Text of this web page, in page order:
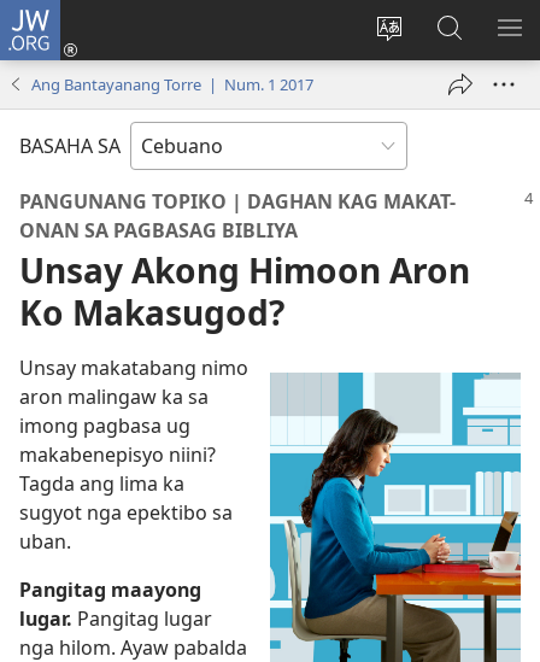
JW.ORG
Ilisi
pinulongan
sa
site
Log
ug
ong
window)
Pangitaa
sa
JW.ORG
Ang Bantayanang Torre | Num. 1 2017
BASAHA SA
PANGUNANG TOPIKO | DAGHAN KAG MAKAT-
ONAN SA PAGBASAG BIBLIYA
Unsay Akong Himoon Aron
Ko Makasugod?
Unsay makatabang nimo
aron malingaw ka sa
imong pagbasa ug
makabenepisyo niini?
Tagda ang lima ka
sugyot nga epektibo sa
uban.
Pangitag maayong
lugar. Pangitag lugar
nga hilom. Ayaw pabalda